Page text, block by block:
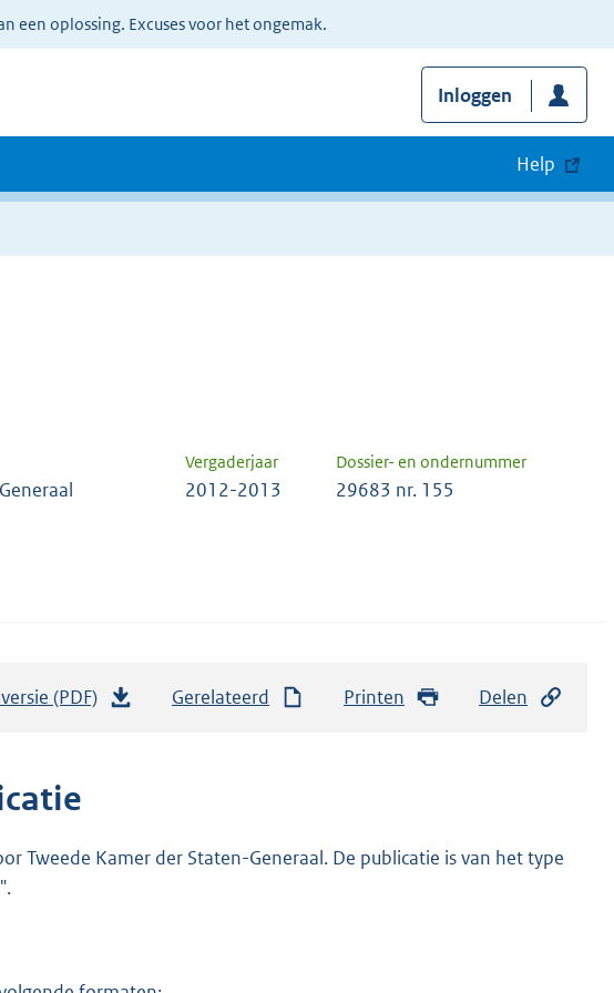
een oplossing. Excuses voor het ongemak.
Inloggen
Help
Vergaderjaar Dossier- en ondernummer
2012-2013 29683 nr. 155
(PDF)
n
Gerelateerd Printen Delen
Tweede Kamer der Staten-Generaal. De publicatie is van het type